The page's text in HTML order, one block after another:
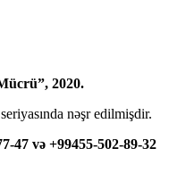
2020.
seriyasında nəşr edilmişdir.
47 və +99455-502-89-32